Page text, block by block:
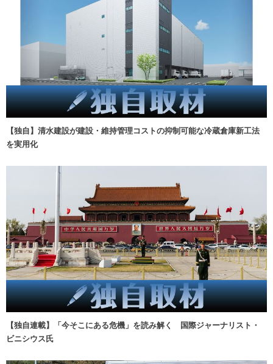
【独自】清水建設が建設・維持管理コストの抑制可能な冷蔵倉庫新工法
を実用化
【独自連載】「今そこにある危機」を読み解く 国際ジャーナリスト・
ビニシウス氏